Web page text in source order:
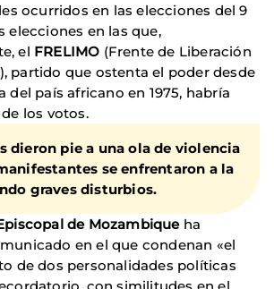
ocurridos en las elecciones del 9
elecciones en las que,
el FRELIMO (Frente de Liberación
partido que ostenta el poder desde
del país africano en 1975, habría
los votos.
dieron pie a una ola de violencia
se enfrentaron a la
graves disturbios.
de Mozambiqueha
en el que condenan «el
de dos personalidades políticas